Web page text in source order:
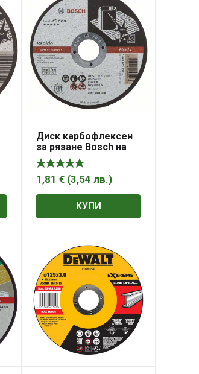
Диск карбофлексен
за рязане Bosch на
неръждаема
стомана 125×22.2×1
мм, AS 60 V BF, Best
1,81€ (3,54лв.)
КУПИ